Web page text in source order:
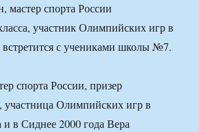
мастер спорта России
участник Олимпийских игр в
с учениками школы №7.
спорта России, призер
Олимпийских игр в
и в Сиднее 2000 года Вера